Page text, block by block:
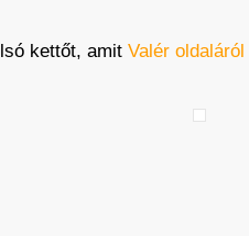
kettőt, amit Valér oldaláról